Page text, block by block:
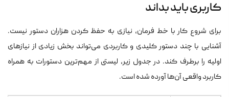
کاربری باید بداند
برای شروع کار با خط فرمان، نیازی به حفظ کردن هزاران دستور نیست.
آشنایی با چند دستور کلیدی و کاربردی می‌تواند بخش زیادی از نیازهای
اولیه را برطرف کند. در جدول زیر، لیستی از مهم‌ترین دستورات به همراه
کاربرد واقعی آن‌ها آورده شده است.